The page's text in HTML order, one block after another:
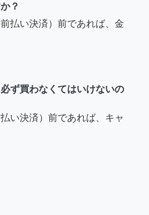
？
払い決済）前であれば、金
ず買わなくてはいけないの
い決済）前であれば、キャ